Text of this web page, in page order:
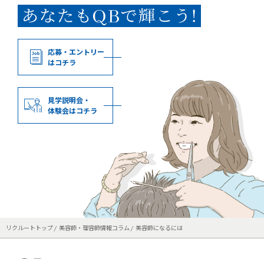
応募・エントリー
はコチラ
見学説明会・
体験会はコチラ
リクルートトップ 美容師・理容師情報コラム 美容師になるには